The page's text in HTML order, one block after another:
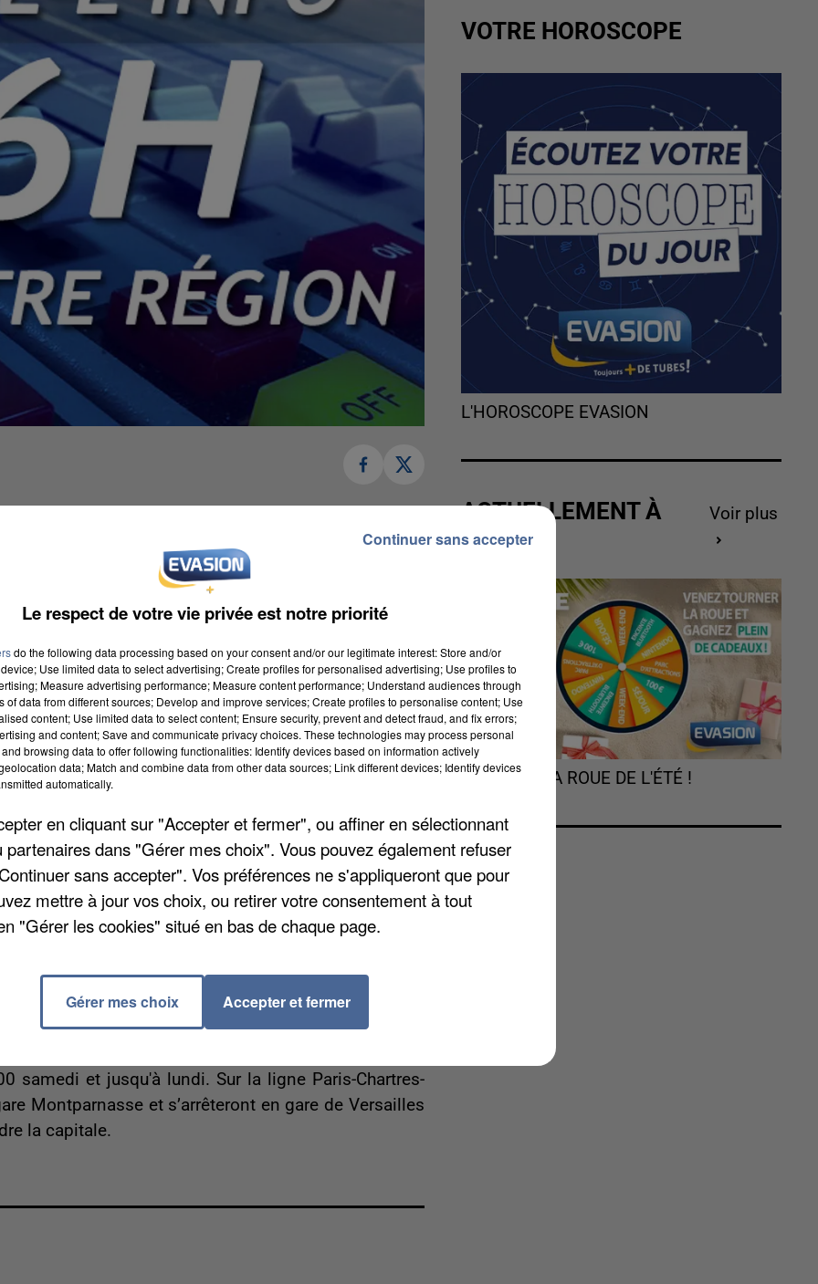
en zone rurale… Les communes isolées de
Chevreuse devraient bénéficier d’un réseau de
convention en ce sens va en tout cas être signée
transports reposera sur un système de réservation
sur le site tad.idfmobilites.fr. Attention, il ne s’agit
l’itinéraire en fonction des réservations.
par le tribunal correctionnel de Versailles à une
pour avoir fait des propositions sexuelles
âgée de 11 ans, en fin de semaine dernière entre
Il avait été démasqué par le beau-père de la
messages échangés. Un faux rendez-vous lui avait
interpellé à ce moment-là.
à rouler ! Un Drouais de 19 ans a été interpellé
rue Nicolas-Robert. Le jeune automobiliste
d’alcoolémie s’élevait à 1,7 g par litre de sang. Et
était crevé et son permis de conduire avait déjà
et de délits routiers de Dreux a lancé une
sur les rails en Eure et Loir. Cette fois, ce n’est pas
Des travaux, qui seront réalisés par la SNCF entre
des TER. Le trafic sera totalement interrompu
samedi et jusqu'à lundi. Sur la ligne Paris-Chartres-
Montparnasse et s’arrêteront en gare de Versailles
la capitale.
VOTRE HOROSCOPE
L'HOROSCOPE EVASION
ACTUELLEMENT À
GAGNER
Voir plus
TOURNEZ LA ROUE DE L'ÉTÉ !
Le respect de votre vie privée est notre priorité
do the following data processing based on your consent and/or our legitimate interest: Store and/or
Use limited data to select advertising; Create profiles for personalised advertising; Use profiles to
Measure advertising performance; Measure content performance; Understand audiences through
of data from different sources; Develop and improve services; Create profiles to personalise content; Use
content; Use limited data to select content; Ensure security, prevent and detect fraud, and fix errors;
and content; Save and communicate privacy choices. These technologies may process personal
browsing data to offer following functionalities: Identify devices based on information actively
data; Match and combine data from other data sources; Link different devices; Identify devices
automatically.
en cliquant sur "Accepter et fermer", ou affiner en sélectionnant
partenaires dans "Gérer mes choix". Vous pouvez également refuser
sans accepter". Vos préférences ne s'appliqueront que pour
mettre à jour vos choix, ou retirer votre consentement à tout
"Gérer les cookies" situé en bas de chaque page.
Gérer mes choix Accepter et fermer
Continuer sans accepter